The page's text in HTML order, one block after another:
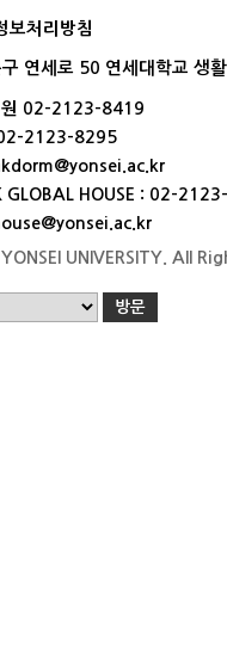
보처리방침
연세로 50 연세대학교 생
원 02-2123-8419
2123-8295
GLOBAL HOUSE : 02-
UNIVERSITY. All